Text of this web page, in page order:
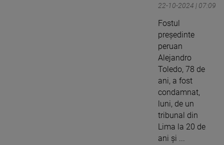
22-10-2024 | 07:09
Fostul
preşedinte
peruan
Alejandro
Toledo, 78 de
ani, a fost
condamnat,
luni, de un
tribunal din
Lima la 20 de
ani şi ...